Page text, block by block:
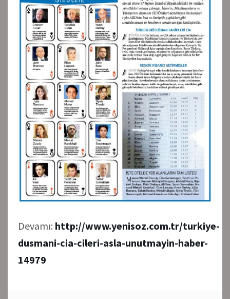
Devamı: http://www.yenisoz.com.tr/turkiye-
dusmani-cia-cileri-asla-unutmayin-haber-
14979